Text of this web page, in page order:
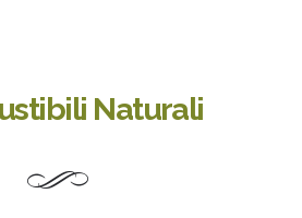
Naturali